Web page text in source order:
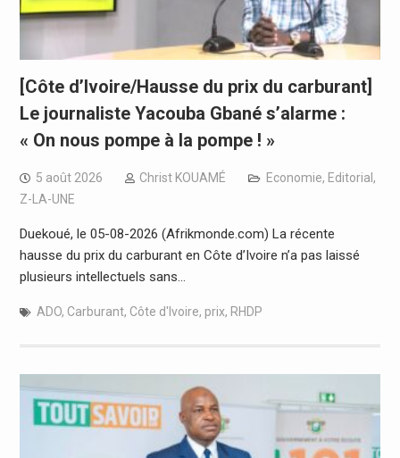
[Côte d’Ivoire/Hausse du prix du carburant]
Le journaliste Yacouba Gbané s’alarme :
« On nous pompe à la pompe ! »
5 août 2026 Christ KOUAMÉ Economie, Editorial ,
Z-LA-UNE
Duekoué, le 05-08-2026 (Afrikmonde.com) La récente
hausse du prix du carburant en Côte d’Ivoire n’a pas laissé
plusieurs intellectuels sans…
ADO, Carburant, Côte d'Ivoire, prix, RHDP